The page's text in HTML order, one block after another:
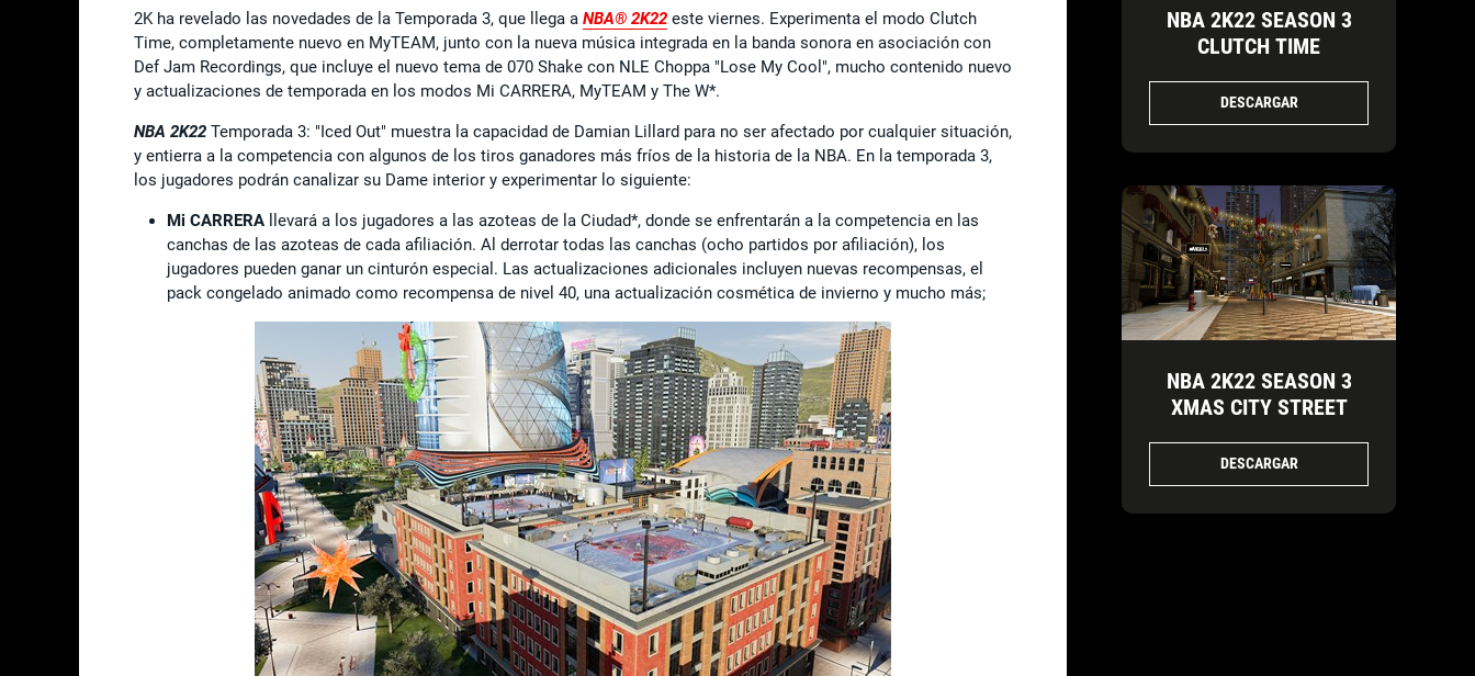
2K ha revelado las novedades de la Temporada 3, que llega a NBA® 2K22 este viernes. Experimenta el modo Clutch
Time, completamente nuevo en MyTEAM, junto con la nueva música integrada en la banda sonora en asociación con
Def Jam Recordings, que incluye el nuevo tema de 070 Shake con NLE Choppa "Lose My Cool", mucho contenido nuevo
y actualizaciones de temporada en los modos Mi CARRERA, MyTEAM y The W*.
NBA 2K22 Temporada 3: "Iced Out" muestra la capacidad de Damian Lillard para no ser afectado por cualquier situación,
y entierra a la competencia con algunos de los tiros ganadores más fríos de la historia de la NBA. En la temporada 3,
los jugadores podrán canalizar su Dame interior y experimentar lo siguiente:
Mi CARRERA llevará a los jugadores a las azoteas de la Ciudad*, donde se enfrentarán a la competencia en las
canchas de las azoteas de cada afiliación. Al derrotar todas las canchas (ocho partidos por afiliación), los
jugadores pueden ganar un cinturón especial. Las actualizaciones adicionales incluyen nuevas recompensas, el
pack congelado animado como recompensa de nivel 40, una actualización cosmética de invierno y mucho más;
NBA 2K22 SEASON 3
CLUTCH TIME
DESCARGAR
NBA 2K22 SEASON 3
XMAS CITY STREET
DESCARGAR